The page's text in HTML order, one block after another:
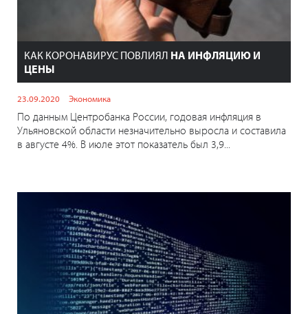
КАК КОРОНАВИРУС ПОВЛИЯЛ НА ИНФЛЯЦИЮ И
ЦЕНЫ
23.09.2020 Экономика
По данным Центробанка России, годовая инфляция в
Ульяновской области незначительно выросла и составила
в августе 4%. В июле этот показатель был 3,9...